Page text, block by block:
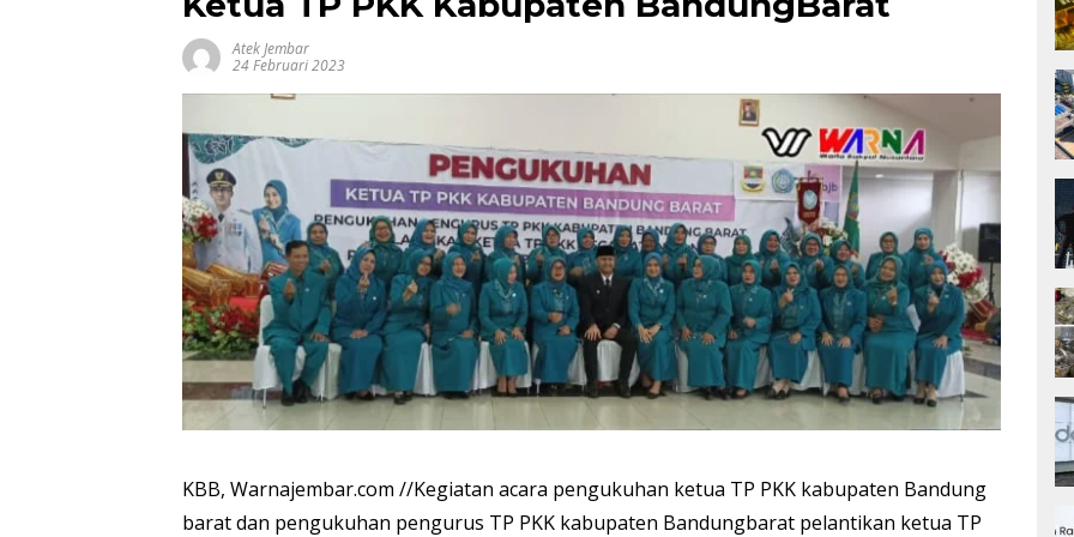
Atek Jembar
24 Februari 2023
KBB, Warnajembar.com //Kegiatan acara pengukuhan ketua TP PKK kabupaten Bandung
barat dan pengukuhan pengurus TP PKK kabupaten Bandungbarat pelantikan ketua TP